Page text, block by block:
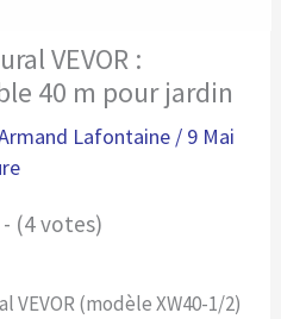
VEVOR :
40 m pour jardin
Lafontaine / 9 Mai
(4 votes)
VEVOR (modèle XW40-1/2)